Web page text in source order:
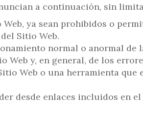
a continuación, sin
ya sean prohibidos o
Sitio Web.
normal o anormal de
y, en general, de los
Web o una herramienta que
desde enlaces incluidos en el